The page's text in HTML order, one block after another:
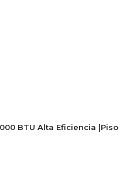
BTU Alta Eficiencia |Piso